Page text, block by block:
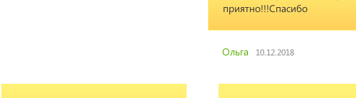
приятно!!!Спасибо
Ольга 10.12.2018